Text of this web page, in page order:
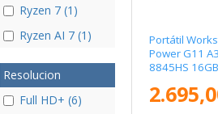
Ryzen 7 (1)
Ryzen AI 7 (1)
Resolucion
Full HD+ (6)
Portátil
Power G11
8845HS